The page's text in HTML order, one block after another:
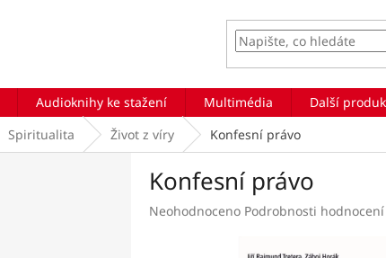
Audioknihy ke stažení Multimédia Další
Spiritualita Život z víry Konfesní právo
Konfesní právo
Průměrné
Neohodnoceno Podrobnosti hodnocení